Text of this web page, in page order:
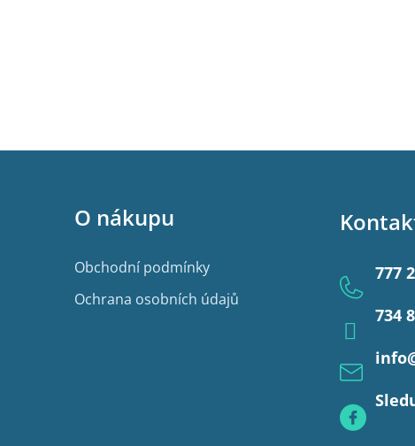
O nákupu
Obchodní podmínky
Ochrana osobních údajů
info
777
734